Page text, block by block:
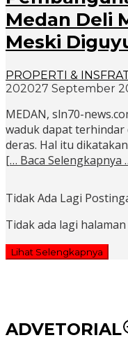
Medan Deli
Meski
PROPERTI &
202027 September
MEDAN, sln70-
waduk dapat
deras. Hal itu
[… Baca Selengkapnya
Tidak Ada Lagi
Tidak ada lagi
Lihat Selengkapnya
ADVETORIAL